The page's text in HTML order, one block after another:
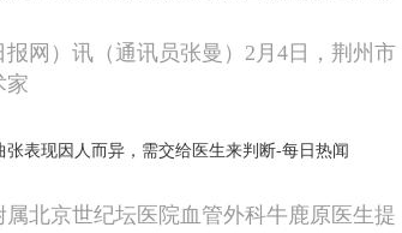
网）讯（通讯员张曼）2月4日，荆州市
家
张表现因人而异，需交给医生来判断-每日热闻
北京世纪坛医院血管外科牛鹿原医生提